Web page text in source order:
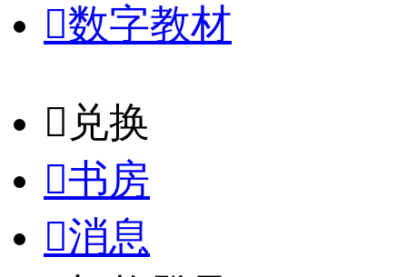
数字教材
𐈈 兑换
书房
消息